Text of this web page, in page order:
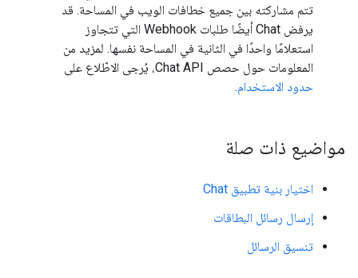
تتم مشاركته بين جميع خطافات الويب في المساحة. قد
يرفض Chat أيضًا طلبات Webhook التي تتجاوز
استعلامًا واحدًا في الثانية في المساحة نفسها. لمزيد من
المعلومات حول حصص Chat API، يُرجى الاطّلاع على
حدود الاستخدام.
مواضيع ذات صلة
اختيار بنية تطبيق Chat
إرسال رسائل البطاقات
تنسيق الرسائل